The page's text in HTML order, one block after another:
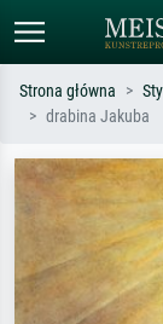
Szukaj wg artysty,
Monet,
impresjonizm, fala
Strona główna
drabina Jakuba